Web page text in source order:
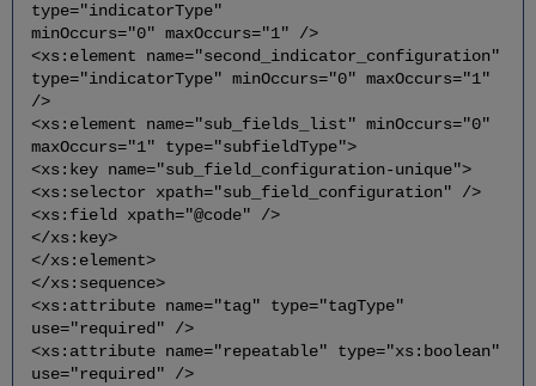
type="indicatorType"
minOccurs="0" maxOccurs="1" />
<xs:element name="second_indicator_configuration"
type="indicatorType" minOccurs="0" maxOccurs="1"
/>
<xs:element name="sub_fields_list" minOccurs="0"
maxOccurs="1" type="subfieldType">
<xs:key name="sub_field_configuration-unique">
<xs:selector xpath="sub_field_configuration" />
<xs:field xpath="@code" />
</xs:key>
</xs:element>
</xs:sequence>
<xs:attribute name="tag" type="tagType"
use="required" />
<xs:attribute name="repeatable" type="xs:boolean"
use="required" />